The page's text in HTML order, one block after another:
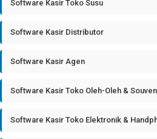
Software Kasir Toko Susu
Software Kasir Distributor
Software Kasir Agen
Software Kasir Toko Oleh-Oleh &
Software Kasir Toko Elektronik &